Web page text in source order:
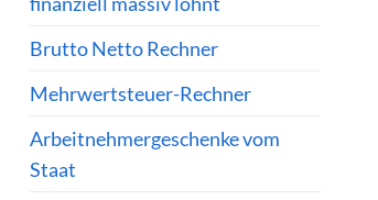
Brutto Netto Rechner
Mehrwertsteuer-Rechner
Arbeitnehmergeschenke vom
Staat